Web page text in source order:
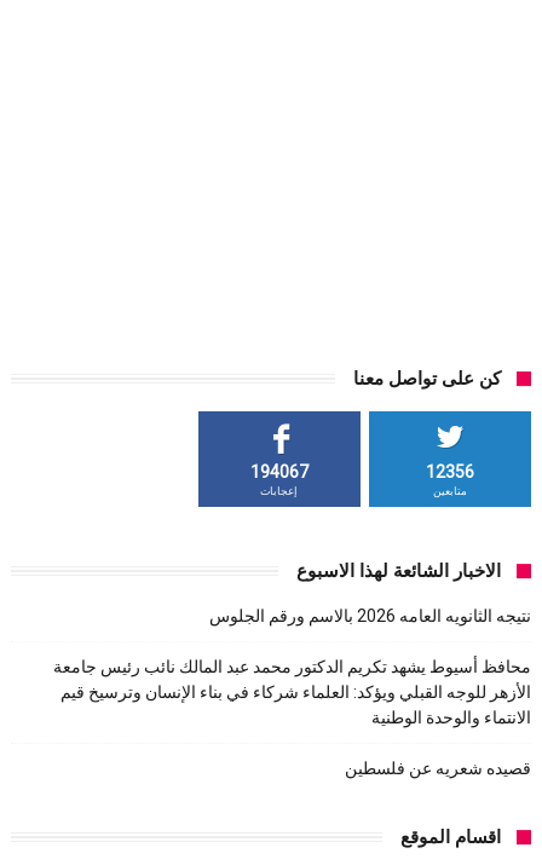
كن على تواصل معنا
12356
متابعين
194067
إعجابات
الاخبار الشائعة لهذا الاسبوع
نتيجه الثانويه العامه 2026 بالاسم ورقم الجلوس
محافظ أسيوط يشهد تكريم الدكتور محمد عبد المالك نائب رئيس جامعة
الأزهر للوجه القبلي ويؤكد: العلماء شركاء في بناء الإنسان وترسيخ قيم
الانتماء والوحدة الوطنية
قصيده شعريه عن فلسطين
اقسام الموقع